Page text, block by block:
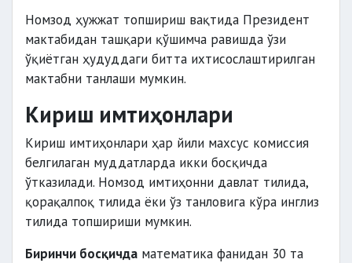
Номзод ҳужжат топшириш вақтида Президент
мактабидан ташқари қўшимча равишда ўзи
ўқиётган ҳудуддаги битта ихтисослаштирилган
мактабни танлаши мумкин.
Кириш имтиҳонлари
Кириш имтиҳонлари ҳар йили махсус комиссия
белгилаган муддатларда икки босқичда
ўтказилади. Номзод имтиҳонни давлат тилида,
қорақалпоқ тилида ёки ўз танловига кўра инглиз
тилида топшириши мумкин.
Биринчи босқичда математика фанидан 30 та